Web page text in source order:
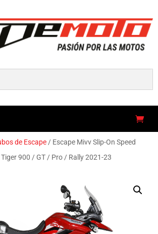
de Escape / Escape Mivv Slip-On Speed
900 / GT / Pro / Rally 2021-23